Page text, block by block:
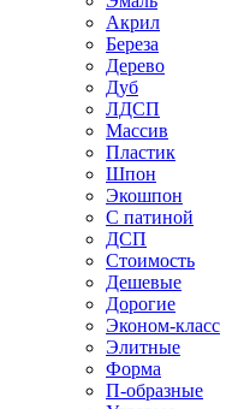
Акрил
Береза
Дерево
Дуб
ЛДСП
Массив
Пластик
Шпон
Экошпон
С патиной
ДСП
Стоимость
Дешевые
Дорогие
Эконом-класс
Элитные
Форма
П-образные